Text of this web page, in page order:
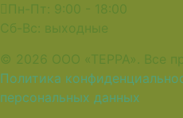
Пн-Пт: 9:00 - 18:00
Сб-Вс: выходные
© 2026 ООО «ТЕРРА». Все
Политика
персональных данных